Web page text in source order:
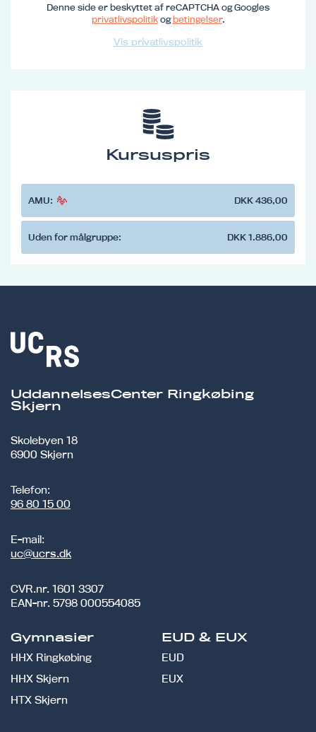
Denne side er beskyttet af reCAPTCHA og Googles
privatlivspolitikogbetingelser.
Vis privatlivspolitik
Kursuspris
AMU: DKK 436,00
Uden for målgruppe: DKK 1.886,00
UddannelsesCenter Ringkøbing
Skjern
Skolebyen 18
6900 Skjern
Telefon:
96 80 15 00
E-mail:
uc@ucrs.dk
CVR.nr. 1601 3307
EAN-nr. 5798 000554085
Gymnasier
HHX Ringkøbing
HHX Skjern
HTX Skjern
EUD & EUX
EUD
EUX